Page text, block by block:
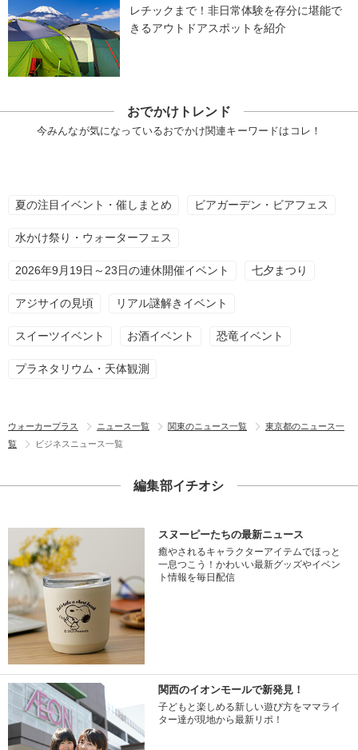
レチックまで！非日常体験を存分に堪能で
きるアウトドアスポットを紹介
おでかけトレンド
今みんなが気になっているおでかけ関連キーワードはコレ！
夏の注目イベント・催しまとめ ビアガーデン・ビアフェス
水かけ祭り・ウォーターフェス
2026年9月19日～23日の連休開催イベント 七夕まつり
アジサイの見頃 リアル謎解きイベント
スイーツイベント お酒イベント 恐竜イベント
プラネタリウム・天体観測
ウォーカープラス ニュース一覧 関東のニュース一覧
東京都のニュース一
覧
ビジネスニュース一覧
編集部イチオシ
スヌーピーたちの最新ニュース
癒やされるキャラクターアイテムでほっと
一息つこう！かわいい最新グッズやイベン
ト情報を毎日配信
関西のイオンモールで新発見！
子どもと楽しめる新しい遊び方をママライ
ター達が現地から最新リポ！